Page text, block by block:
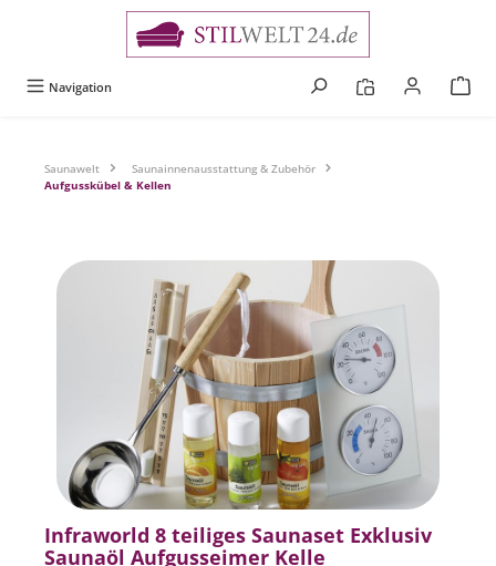
Navigation
Saunawelt
Saunainnenausstattung & Zubehör
Aufgusskübel & Kellen
Bildergalerie überspringen
Infraworld 8 teiliges Saunaset Exklusiv
Saunaöl Aufgusseimer Kelle